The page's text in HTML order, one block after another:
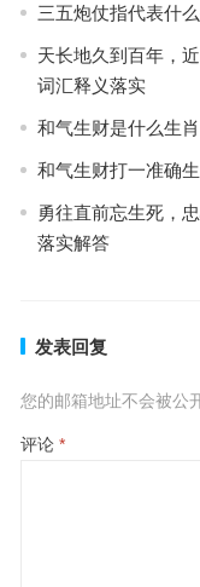
三五炮仗指代表什
天长地久到百年，
词汇释义落实
和气生财是什么生
和气生财打一准确
勇往直前忘生死，
落实解答
发表回复
您的邮箱地址不会被公开
评论 *